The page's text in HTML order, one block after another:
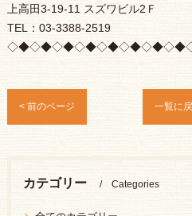
上高田3-19-11 スズワビル2Ｆ
TEL：03-3388-2519
< 前のページ 一覧に
カテゴリー Categories